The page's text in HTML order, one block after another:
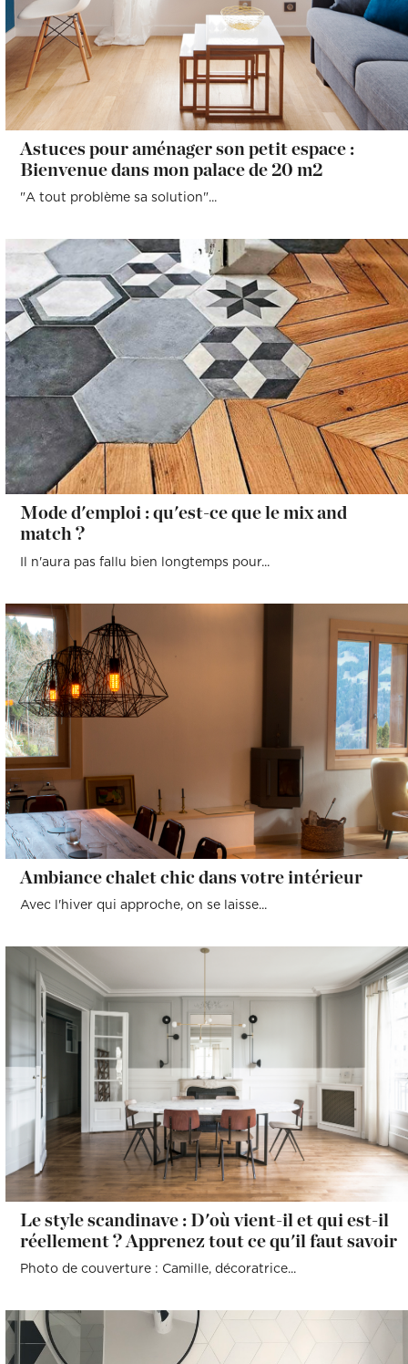
Astuces pour aménager son petit espace :
Bienvenue dans mon palace de 20 m2
"A tout problème sa solution"...
Mode d'emploi : qu'est-ce que le mix and
match ?
Il n'aura pas fallu bien longtemps pour...
Ambiance chalet chic dans votre intérieur
Avec l'hiver qui approche, on se laisse...
Le style scandinave : D'où vient-il et qui est-il
réellement ? Apprenez tout ce qu'il faut savoir
Photo de couverture : Camille, décoratrice...